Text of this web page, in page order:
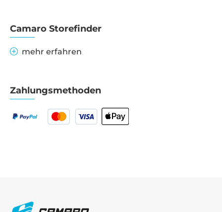
Camaro Storefinder
mehr erfahren
Zahlungsmethoden